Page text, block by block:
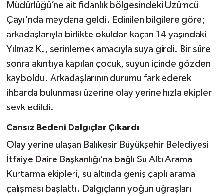
Müdürlüğü’ne ait fidanlık bölgesindeki Üzümcü
Çayı'nda meydana geldi. Edinilen bilgilere göre;
arkadaşlarıyla birlikte okuldan kaçan 14 yaşındaki
Yılmaz K., serinlemek amacıyla suya girdi. Bir süre
sonra akıntıya kapılan çocuk, suyun içinde gözden
kayboldu. Arkadaşlarının durumu fark ederek
ihbarda bulunması üzerine olay yerine hızla ekipler
sevk edildi.
Cansız Bedeni Dalgıçlar Çıkardı
Olay yerine ulaşan Balıkesir Büyükşehir Belediyesi
İtfaiye Daire Başkanlığı’na bağlı Su Altı Arama
Kurtarma ekipleri, su altında geniş çaplı arama
çalışması başlattı. Dalgıçların yoğun uğraşları
Gökçebey
GÜNDEM
İş ilanı
Kültür - Sanat
Politika
Resmi İlan